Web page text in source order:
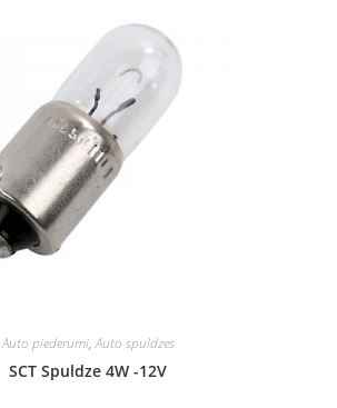
Auto piederumi,Auto spuldzes
SCT Spuldze 4W -12V